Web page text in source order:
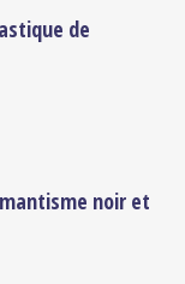
de
noir et